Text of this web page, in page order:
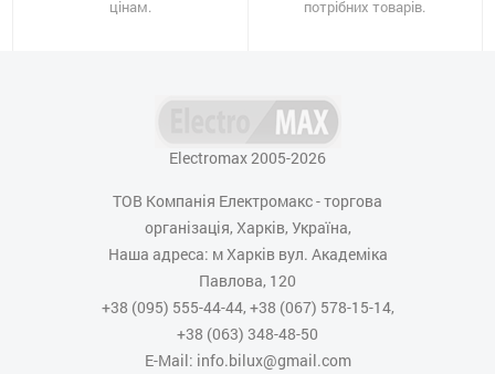
цінам.
потрібних товарів.
Electromax 2005-2026
ТОВ Компанія Електромакс - торгова
організація, Харків, Україна,
Наша адреса: м Харків вул. Академіка
Павлова, 120
+38 (095) 555-44-44, +38 (067) 578-15-14,
+38 (063) 348-48-50
E-Mail: info.bilux@gmail.com